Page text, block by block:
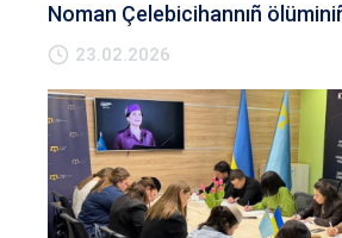
Noman Çelebicihannıñ
23.02.2026